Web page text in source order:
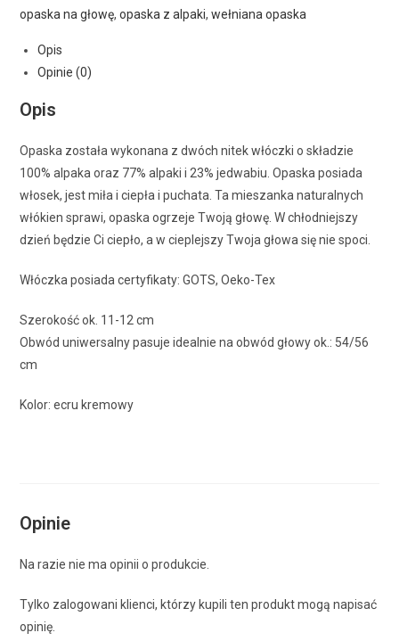
opaska na głowę,opaska z alpaki,wełniana opaska
Opis
Opinie (0)
Opis
Opaska została wykonana z dwóch nitek włóczki o składzie
100% alpaka oraz 77% alpaki i 23% jedwabiu. Opaska posiada
włosek, jest miła i ciepła i puchata. Ta mieszanka naturalnych
włókien sprawi, opaska ogrzeje Twoją głowę. W chłodniejszy
dzień będzie Ci ciepło, a w cieplejszy Twoja głowa się nie spoci.
Włóczka posiada certyfikaty: GOTS, Oeko-Tex
Szerokość ok. 11-12 cm
Obwód uniwersalny pasuje idealnie na obwód głowy ok.: 54/56
cm
Kolor: ecru kremowy
Opinie
Na razie nie ma opinii o produkcie.
Tylko zalogowani klienci, którzy kupili ten produkt mogą napisać
opinię.